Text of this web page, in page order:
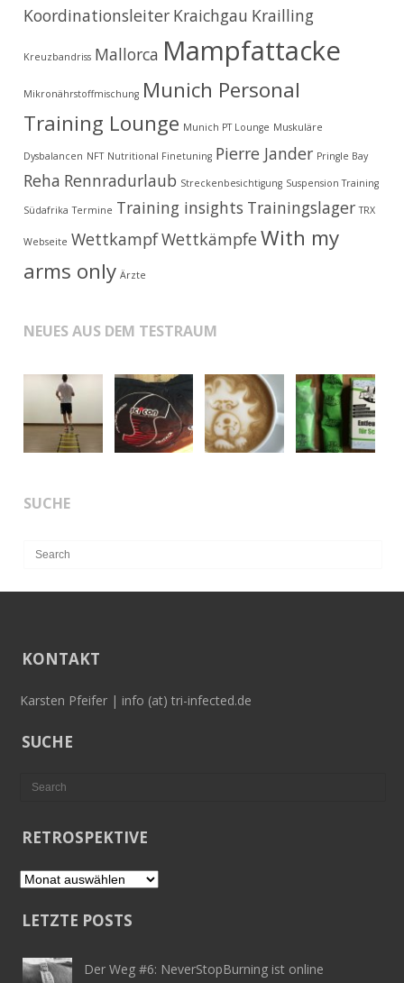
Koordinationsleiter Kraichgau Krailling
Kreuzbandriss Mallorca Mampfattacke
Mikronährstoffmischung Munich Personal
Training Lounge Munich PT Lounge Muskuläre
Dysbalancen NFT Nutritional Finetuning Pierre Jander Pringle Bay
Reha Rennradurlaub Streckenbesichtigung Suspension Training
Südafrika Termine Training insights Trainingslager TRX
Webseite WettkampfWettkämpfeWith my
arms only Ärzte
NEUES AUS DEM TESTRAUM
SUCHE
KONTAKT
Karsten Pfeifer | info (at) tri-infected.de
SUCHE
RETROSPEKTIVE
Retrospektive
LETZTE POSTS
Der Weg #6: NeverStopBurning ist online